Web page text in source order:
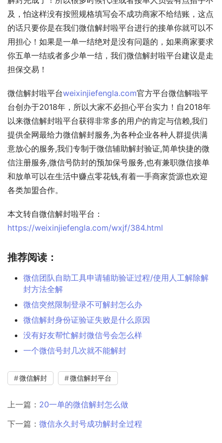
及，怕这样没有按照规格填写会不成功商家不给结账，这点
的话只要你是在我们微信解封啦平台进行的接单你就可以不
用担心！如果是一单一结绝对是没有问题的，如果商家要求
你五单一结或者多少单一结，我们微信解封啦平台建议是走
担保交易！
微信解封啦平台weixinjiefengla.com官方平台微信解啦平
台创办于2018年，所以大家不必担心平台实力！自2018年
以来微信解封啦平台获得非常多的用户的肯定与信赖,我们
提供全网最给力微信解封服务,为各种企业各种人群提供满
意放心的服务,我们专制于微信辅助解封验证,简单快捷的微
信注册服务,微信号防封的预加保号服务,也有兼职微信接单
和放单可以在生活中赚点零花钱,有着一手商家货源也欢迎
各类加盟合作。
本文转自微信解封啦平台：
https://weixinjiefengla.com/wxjf/384.html
推荐阅读：
微信团队自助工具申请辅助验证过程/使用人工解除解
封方法全解
微信突然限制登录不可解封怎么办
微信解封身份证验证失败是什么原因
没有好友帮忙解封微信号会怎么样
一个微信号封几次就不能解封
微信解封 微信解封平台
上一篇： 20一单的微信解封怎么做
下一篇： 微信永久封号成功解封全过程